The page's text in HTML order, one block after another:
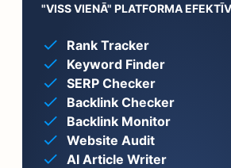
"VISS VIENĀ" PLATFORMA
Rank Tracker
Keyword Finder
SERP Checker
Backlink Checker
Backlink Monitor
Website Audit
AI Article Writer